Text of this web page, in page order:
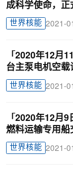
成科学使命，正
世界核能 2021-
「2020年12月
台主泵电机空载
世界核能 2021-
「2020年12月
燃料运输专用船
世界核能 2021-